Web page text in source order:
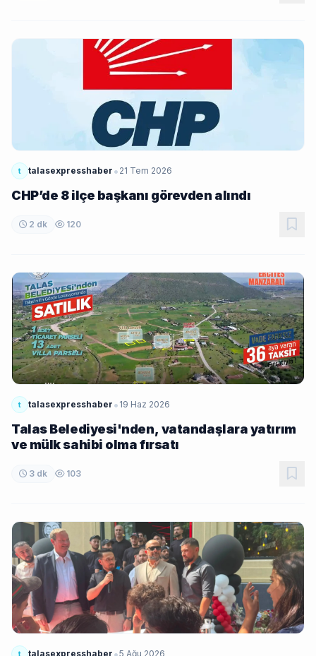
t talasexpresshaber • 21 Tem 2026
CHP’de 8 ilçe başkanı görevden alındı
2 dk 120
t talasexpresshaber • 19 Haz 2026
Talas Belediyesi'nden, vatandaşlara yatırım
ve mülk sahibi olma fırsatı
3 dk 103
t talasexpresshaber 5 Ağu 2026